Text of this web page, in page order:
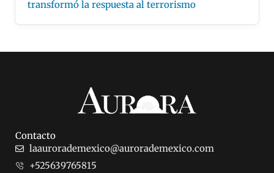
transformó la respuesta al terrorismo
Contacto
laaurorademexico@aurorademexico.com
+525639765815